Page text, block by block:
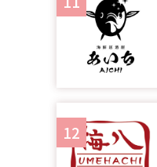
12